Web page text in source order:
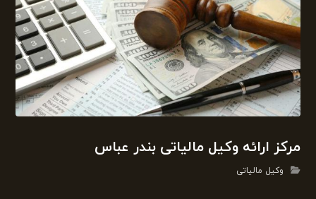
مرکز ارائه وکیل مالیاتی بندر عباس
وکیل مالیاتی